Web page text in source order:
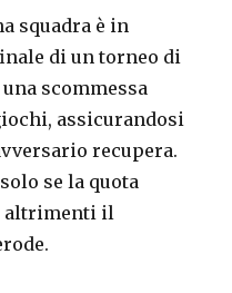
squadra è in
di un torneo di
scommessa
assicurandosi
recupera.
se la quota
altrimenti il